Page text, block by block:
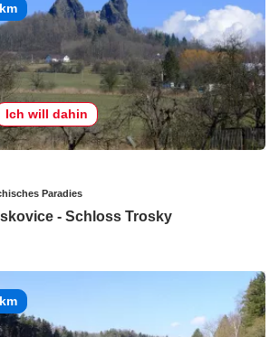
Ich will dahin
Paradies
- Schloss Trosky